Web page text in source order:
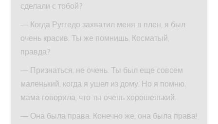
сделали с тобой?
— Когда Руггедо захватил меня в плен, я был
очень красив. Ты же помнишь, Косматый,
правда?
— Признаться, не очень. Ты был еще совсем
маленький, когда я ушел из дому. Но я помню,
мама говорила, что ты очень хорошенький.
— Она была права. Конечно же, она была права!